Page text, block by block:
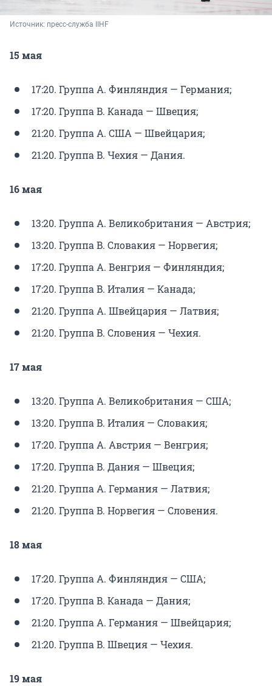
Источник: пресс-служба IIHF
15 мая
17:20. Группа A. Финляндия — Германия;
17:20. Группа B. Канада — Швеция;
21:20. Группа A. США — Швейцария;
21:20. Группа B. Чехия — Дания.
16 мая
13:20. Группа A. Великобритания — Австрия;
13:20. Группа B. Словакия — Норвегия;
17:20. Группа A. Венгрия — Финляндия;
17:20. Группа B. Италия — Канада;
21:20. Группа A. Швейцария — Латвия;
21:20. Группа B. Словения — Чехия.
17 мая
13:20. Группа A. Великобритания — США;
13:20. Группа B. Италия — Словакия;
17:20. Группа A. Австрия — Венгрия;
17:20. Группа B. Дания — Швеция;
21:20. Группа A. Германия — Латвия;
21:20. Группа B. Норвегия — Словения.
18 мая
17:20. Группа A. Финляндия — США;
17:20. Группа B. Канада — Дания;
21:20. Группа A. Германия — Швейцария;
21:20. Группа B. Швеция — Чехия.
19 мая